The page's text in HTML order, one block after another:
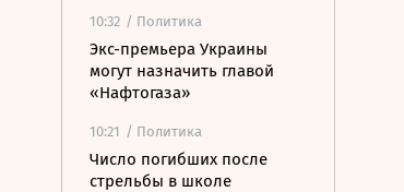
10:32 / Политика
Экс-премьера Украины
могут назначить главой
«Нафтогаза»
10:21 / Политика
Число погибших после
стрельбы в школе